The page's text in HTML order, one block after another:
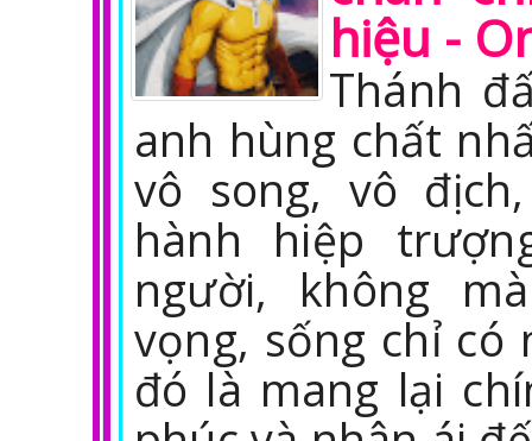
hiệu -
Thánh
anh hùng chất
vô song, vô
hành hiệp
người, không
vọng, sống chỉ
đó là mang lại